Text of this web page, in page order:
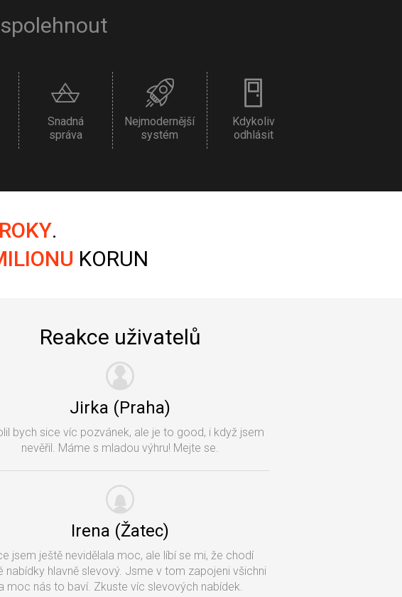
Snadná
správa
Nejmodernější
systém
Kdykoliv
odhlásit
.
KORUN
Reakce uživatelů
Jirka (Praha)
bych sice víc pozvánek, ale je to good, i když jsem
nevěřil. Máme s mladou výhru! Mejte se.
Irena (Žatec)
jsem ještě nevidělala moc, ale líbí se mi, že chodí
nabídky hlavně slevový. Jsme v tom zapojeni všichni
moc nás to baví. Zkuste víc slevových nabídek.